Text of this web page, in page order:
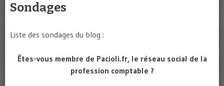
Sondages
Liste des sondages du blog :
Êtes-vous membre de Pacioli.fr, le réseau social de la
profession comptable ?